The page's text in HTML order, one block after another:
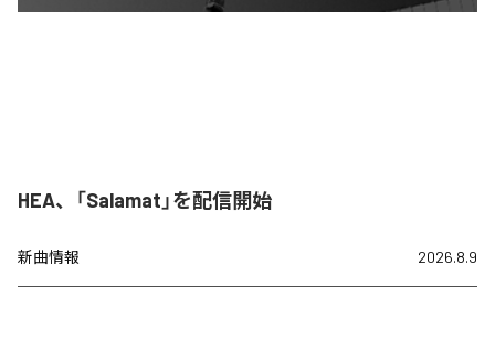
HEA、「Salamat」を配信開始
新曲情報 2026.8.9